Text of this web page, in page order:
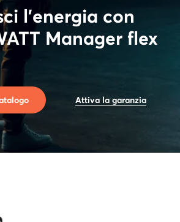
l'energia con
Manager flex
Attiva la garanzia